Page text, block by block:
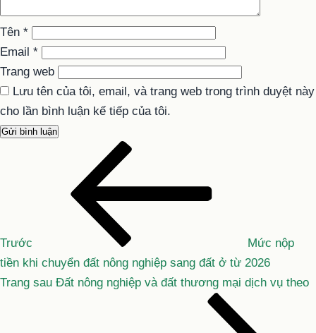
Tên *
Email *
Trang web
Lưu tên của tôi, email, và trang web trong trình duyệt này
cho lần bình luận kế tiếp của tôi.
viết
Trước
Mức nộp
tiền khi chuyển đất nông nghiệp sang đất ở từ 2026
Bài
Trang sau Đất nông nghiệp và đất thương mại dịch vụ theo